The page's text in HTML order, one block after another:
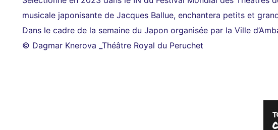
musicale japonisante de Jacques Ballue, enchantera petits et
Dans le cadre de la semaine du Japon organisée par la Ville
© Dagmar Knerova _Théâtre Royal du Peruchet